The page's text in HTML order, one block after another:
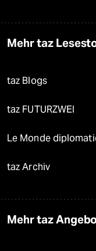
Mehr taz
taz Blogs
taz FUTURZWEI
Le Monde
taz Archiv
Mehr taz